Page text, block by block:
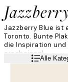
Jazzberry Blue ist
Toronto. Bunte
die Inspiration
erscheinen!
WeiterlesenAlle